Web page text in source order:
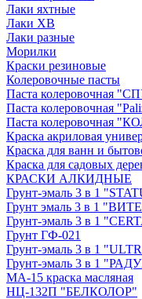
Лаки яхтные
Лаки ХВ
Лаки разные
Морилки
Краски резиновые
Колеровочные пасты
Паста колеровочная
Паста колеровочная
Паста колеровочная
Краска акриловая
Краска для ванн и
Краска для садовых
КРАСКИ АЛКИДНЫЕ
Грунт-эмаль 3 в 1
Грунт эмаль 3 в 1
Грунт-эмаль 3 в 1
Грунт ГФ-021
Грунт-эмаль 3 в 1
Грунт-эмаль 3 в 1
МА-15 краска масляная
НЦ-132П "БЕЛКОЛОР"